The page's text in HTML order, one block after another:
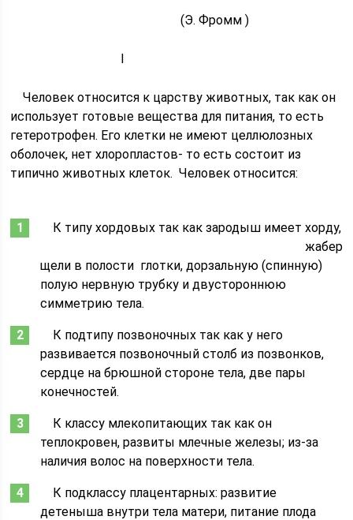
(Э. Фромм )
I
Человек относится к царству животных, так как он
использует готовые вещества для питания, то есть
гетеротрофен. Его клетки не имеют целлюлозных
оболочек, нет хлоропластов- то есть состоит из
типично животных клеток. Человек относится:
К типу хордовых так как зародыш имеет хорду,
щели в полости глотки, дорзальную (спинную)
полую нервную трубку и двустороннюю
симметрию тела.
К подтипу позвоночных так как у него
развивается позвоночный столб из позвонков,
сердце на брюшной стороне тела, две пары
конечностей.
К классу млекопитающих так как он
теплокровен, развиты млечные железы; из-за
наличия волос на поверхности тела.
К подклассу плацентарных: развитие
детеныша внутри тела матери, питание плода